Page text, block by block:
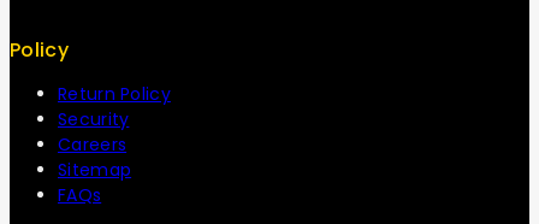
Policy
Return Policy
Security
Careers
Sitemap
FAQs